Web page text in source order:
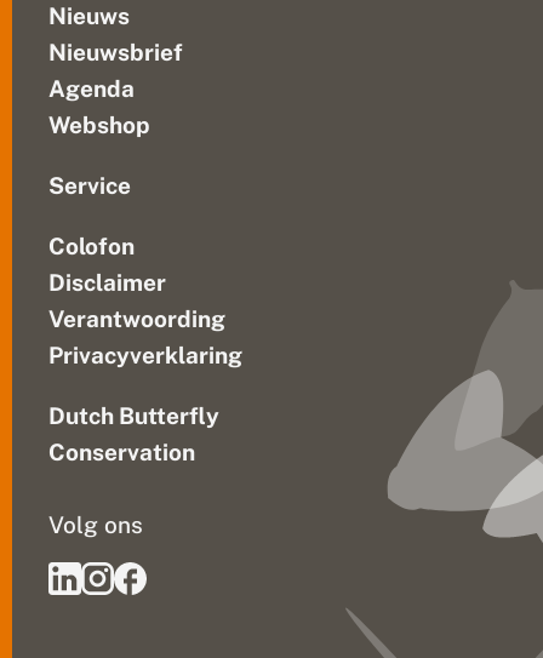
Nieuws
Nieuwsbrief
Agenda
Webshop
Service
Colofon
Disclaimer
Verantwoording
Privacyverklaring
Dutch Butterfly
Conservation
Volg ons